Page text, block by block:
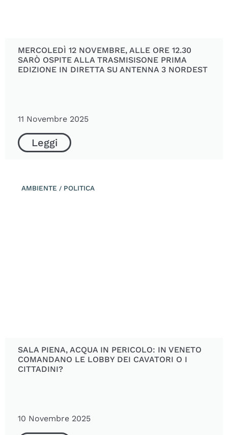
MERCOLEDÌ 12 NOVEMBRE, ALLE ORE 12.30
SARÒ OSPITE ALLA TRASMISISONE PRIMA
EDIZIONE IN DIRETTA SU ANTENNA 3 NORDEST
11 Novembre 2025
Leggi
SALA PIENA, ACQUA IN PERICOLO: IN VENETO
COMANDANO LE LOBBY DEI CAVATORI O I
CITTADINI?
10 Novembre 2025
AMBIENTE / POLITICA